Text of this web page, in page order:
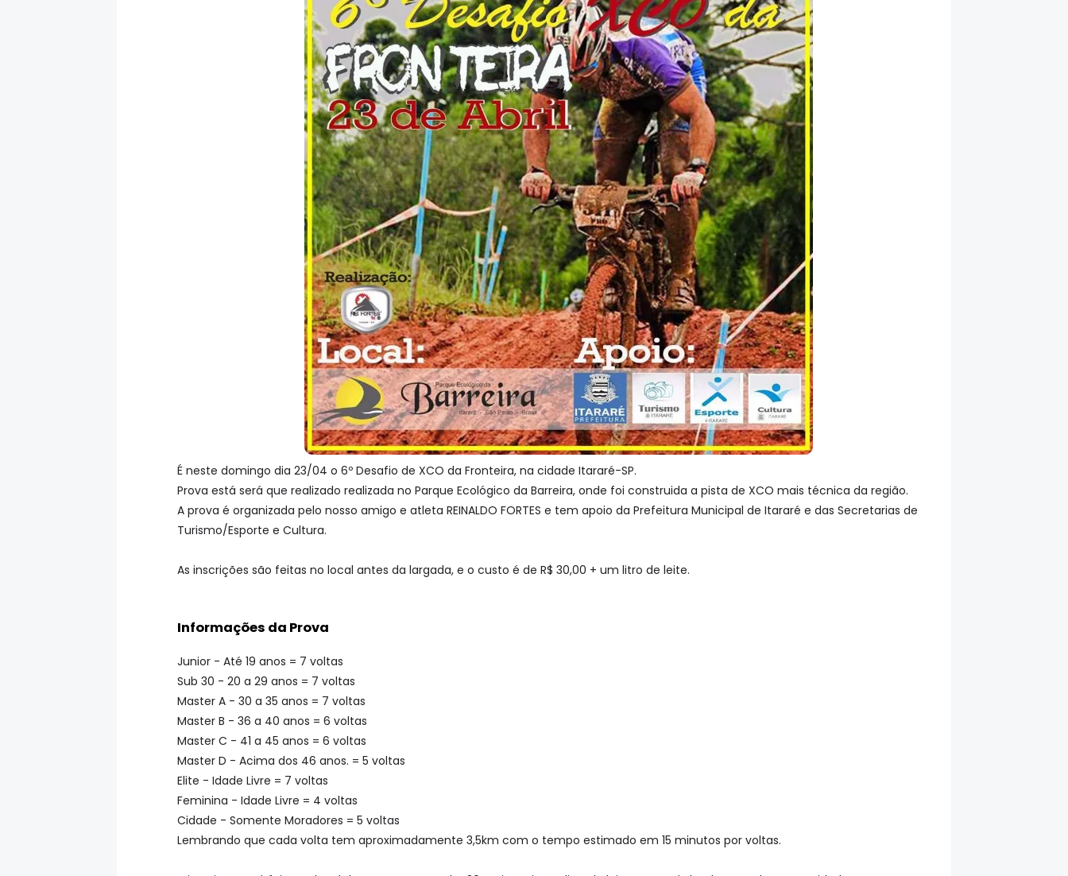
É neste domingo dia 23/04 o 6º Desafio de XCO da Fronteira, na cidade Itararé-SP.
Prova está será que realizado realizada no Parque Ecológico da Barreira, onde foi construida a pista de XCO mais técnica da região.
A prova é organizada pelo nosso amigo e atleta REINALDO FORTES e tem apoio da Prefeitura Municipal de Itararé e das Secretarias de
Turismo/Esporte e Cultura.
As inscrições são feitas no local antes da largada, e o custo é de R$ 30,00 + um litro de leite.
Informações da Prova
Junior - Até 19 anos = 7 voltas
Sub 30 - 20 a 29 anos = 7 voltas
Master A - 30 a 35 anos = 7 voltas
Master B - 36 a 40 anos = 6 voltas
Master C - 41 a 45 anos = 6 voltas
Master D - Acima dos 46 anos. = 5 voltas
Elite - Idade Livre = 7 voltas
Feminina - Idade Livre = 4 voltas
Cidade - Somente Moradores = 5 voltas
Lembrando que cada volta tem aproximadamente 3,5km com o tempo estimado em 15 minutos por voltas.